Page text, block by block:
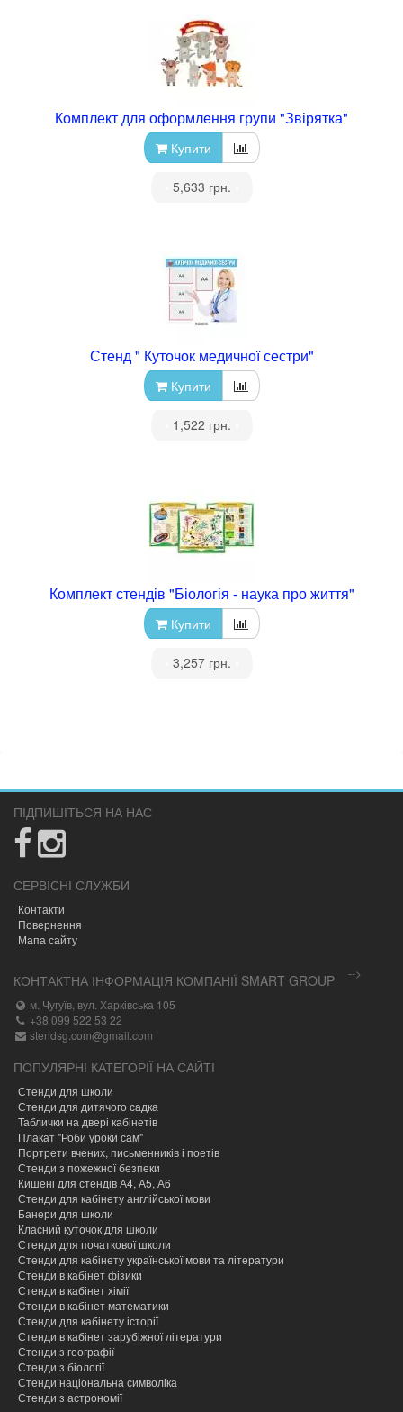
Комплект для оформлення групи "Звірятка"
Купити
5,633 грн.
Стенд " Куточок медичної сестри"
Купити
1,522 грн.
Комплект стендів "Біологія - наука про життя"
Купити
3,257 грн.
ПІДПИШІТЬСЯ НА НАС
СЕРВІСНІ СЛУЖБИ
Контакти
Повернення
Мапа сайту
-->
КОНТАКТНА ІНФОРМАЦІЯ КОМПАНІЇ SMART GROUP
м. Чугуїв, вул. Харківська 105
+38 099 522 53 22
stendsg.com@gmail.com
ПОПУЛЯРНІ КАТЕГОРІЇ НА САЙТІ
Стенди для школи
Стенди для дитячого садка
Таблички на двері кабінетів
Плакат "Роби уроки сам"
Портрети вчених, письменників і поетів
Стенди з пожежної безпеки
Кишені для стендів А4, А5, А6
Стенди для кабінету англійської мови
Банери для школи
Класний куточок для школи
Стенди для початкової школи
Стенди для кабінету української мови та літератури
Стенди в кабінет фізики
Стенди в кабінет хімії
Cтенди в кабінет математики
Стенди для кабінету історії
Стенди в кабінет зарубіжної літератури
Стенди з географії
Стенди з біології
Стенди національна символіка
Стенди з астрономії